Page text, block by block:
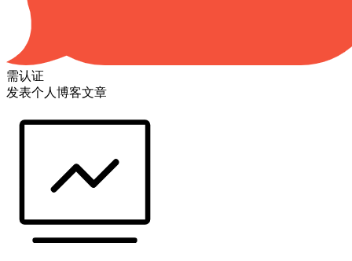
需认证
发表个人博客文章